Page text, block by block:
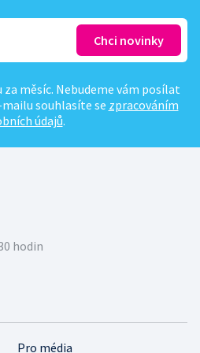
měsíc. Nebudeme vám posílat
souhlasíte se zpracováním
údajů.